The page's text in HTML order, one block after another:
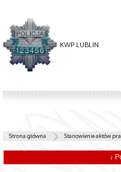
KWP LUBLIN
Strona główna Stanowienie aktów
↓